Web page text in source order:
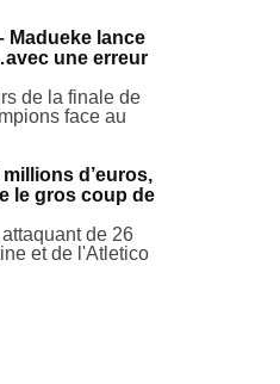
Madueke lance
une erreur
de la finale de
face au
millions d’euros,
le gros coup de
de 26
et de l'Atletico